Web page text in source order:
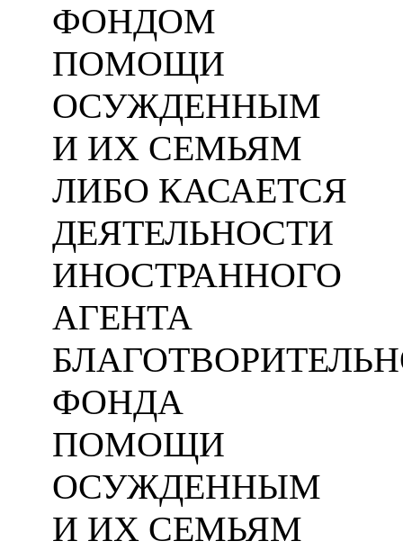
ФОНДОМ
ПОМОЩИ
ОСУЖДЕННЫМ
И ИХ СЕМЬЯМ
ЛИБО КАСАЕТСЯ
ДЕЯТЕЛЬНОСТИ
ИНОСТРАННОГО
АГЕНТА
ФОНДА
ПОМОЩИ
ОСУЖДЕННЫМ
И ИХ СЕМЬЯМ